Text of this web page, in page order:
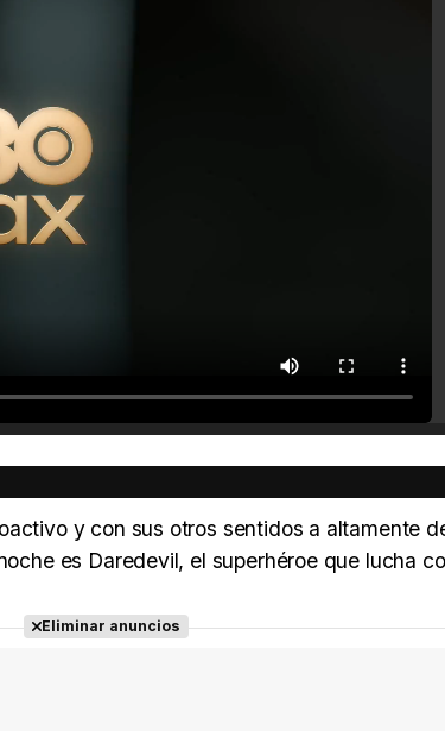
y con sus otros sentidos a altamente
es Daredevil, el superhéroe que lucha
Eliminar anuncios